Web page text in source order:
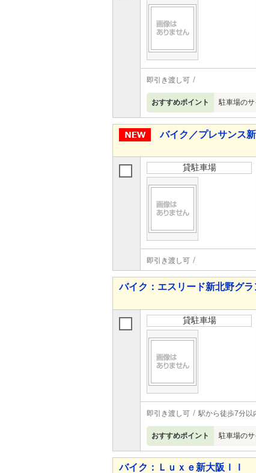
即引き渡し可
おすすめポイント 駐車場の
バイク／プレサンス
貸駐車場
即引き渡し可
バイク：エスリード新北野グラ
貸駐車場
即引き渡し可 駅から徒歩7分以
おすすめポイント 駐車場の
バイク：Ｌｕｘｅ新大阪ＩＩ